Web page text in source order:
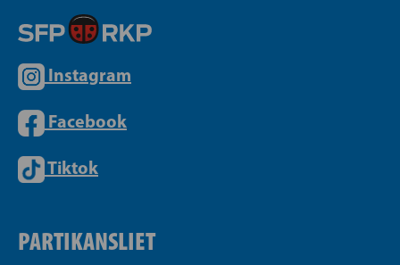
Instagram
Facebook
Tiktok
PARTIKANSLIET